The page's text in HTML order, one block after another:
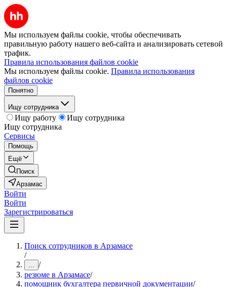
Мы используем файлы cookie, чтобы обеспечивать
правильную работу нашего веб-сайта и анализировать сетевой
трафик.
Правила использования файлов cookie
Мы используем файлы cookie. Правила использования
файлов cookie
Понятно
Ищу сотрудника
Ищу работу
Ищу сотрудника
Ищу сотрудника
Сервисы
Помощь
Ещё
Поиск
Арзамас
Войти
Войти
Зарегистрироваться
Поиск сотрудников в Арзамасе
/
... /
резюме в Арзамасе/
помощник бухгалтера первичной документации/